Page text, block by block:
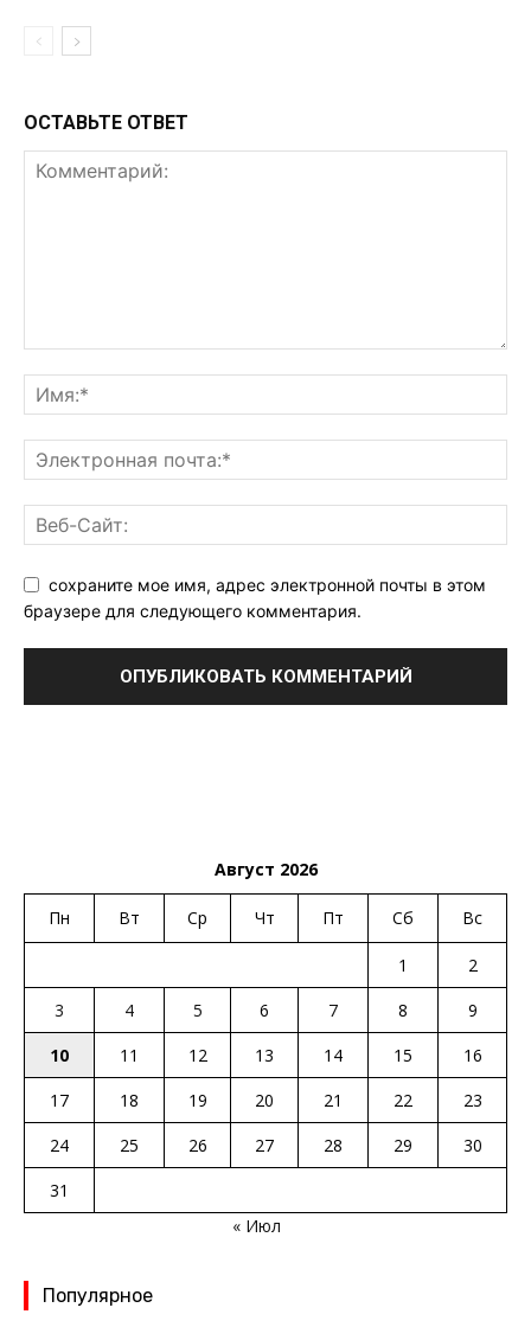
ОСТАВЬТЕ ОТВЕТ
сохраните мое имя, адрес электронной почты в этом
браузере для следующего комментария.
Август 2026
Пн Вт Ср Чт Пт Сб Вс
1
2
3
4 5 6 7 8
9
10
11 12 13 14 15
16
17
18 19 20 21 22
23
24
25 26 27 28 29
30
31
« Июл
Популярное